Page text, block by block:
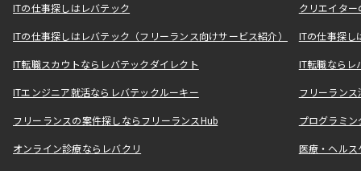
ITの仕事探しはレバテック クリエイタ
ITの仕事探しはレバテック（フリーランス向けサービス紹介） ITの仕事探
IT転職スカウトならレバテックダイレクト IT転職なら
ITエンジニア就活ならレバテックルーキー フリーラン
フリーランスの案件探しならフリーランスHub プログラミ
オンライン診療ならレバクリ 医療・ヘル